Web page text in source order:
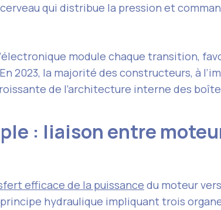
qui distribue la pression et
module chaque transition,
la majorité des constructeurs, à
de l’architecture interne des
: liaison entre
efficace de la puissance du moteur
hydraulique impliquant trois